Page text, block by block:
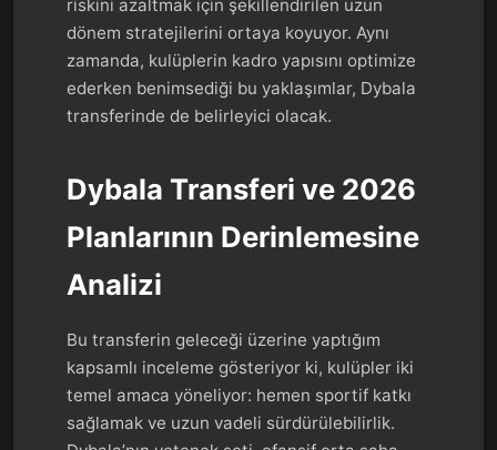
riskini azaltmak için şekillendirilen uzun
dönem stratejilerini ortaya koyuyor. Aynı
zamanda, kulüplerin kadro yapısını optimize
ederken benimsediği bu yaklaşımlar, Dybala
transferinde de belirleyici olacak.
Dybala Transferi ve 2026
Planlarının Derinlemesine
Analizi
Bu transferin geleceği üzerine yaptığım
kapsamlı inceleme gösteriyor ki, kulüpler iki
temel amaca yöneliyor: hemen sportif katkı
sağlamak ve uzun vadeli sürdürülebilirlik.